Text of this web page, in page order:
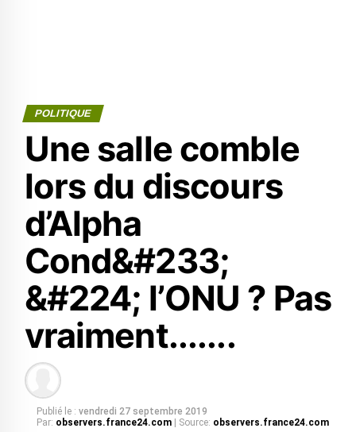
POLITIQUE
Une salle comble
lors du discours
d’Alpha
Cond&#233;
&#224; l’ONU ? Pas
vraiment.......
Publié le : vendredi 27 septembre 2019
Par: observers.france24.com | Source: observers.france24.com